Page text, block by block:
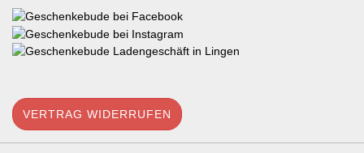
VERTRAG WIDERRUFEN